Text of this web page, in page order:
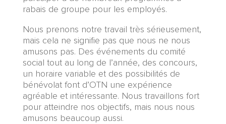
rabais de groupe pour les employés.
Nous prenons notre travail très sérieusement,
mais cela ne signifie pas que nous ne nous
amusons pas. Des événements du comité
social tout au long de l’année, des concours,
un horaire variable et des possibilités de
bénévolat font d’OTN une expérience
agréable et intéressante. Nous travaillons fort
pour atteindre nos objectifs, mais nous nous
amusons beaucoup aussi.